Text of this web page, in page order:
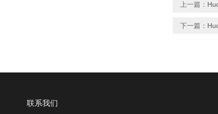
上一篇：
下一篇：
联系我们